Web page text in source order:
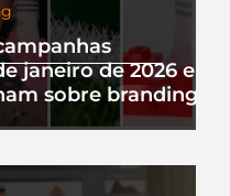
janeiro de 2026 e o
sobre branding